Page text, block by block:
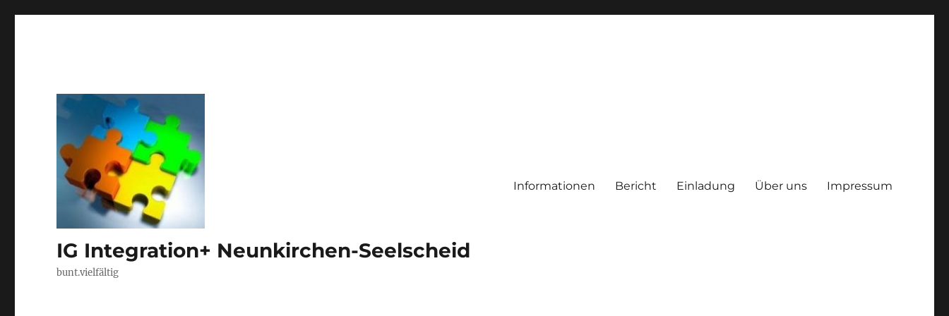
IG Integration+ Neunkirchen-Seelscheid
bunt.vielfältig
Informationen Bericht Einladung Über uns Impressum